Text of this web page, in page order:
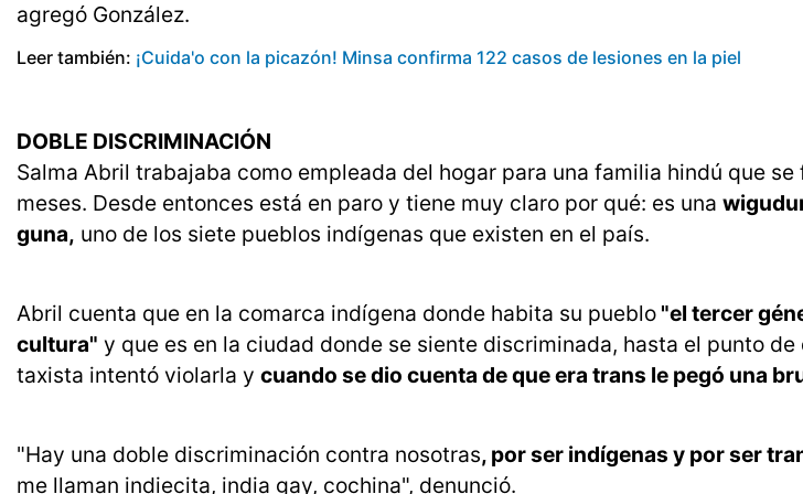
agregó González.
Leer también: ¡Cuida'o con la picazón! Minsa confirma 122 casos de lesiones en la piel
DOBLE DISCRIMINACIÓN
Salma Abril trabajaba como empleada del hogar para una familia hindú que se
meses. Desde entonces está en paro y tiene muy claro por qué: es una
guna, uno de los siete pueblos indígenas que existen en el país.
Abril cuenta que en la comarca indígena donde habita su pueblo "el tercer
cultura" y que es en la ciudad donde se siente discriminada, hasta el punto de
taxista intentó violarla y cuando se dio cuenta de que era trans le pegó una
"Hay una doble discriminación contra nosotras, por ser indígenas y por ser
me llaman indiecita, india gay, cochina", denunció.